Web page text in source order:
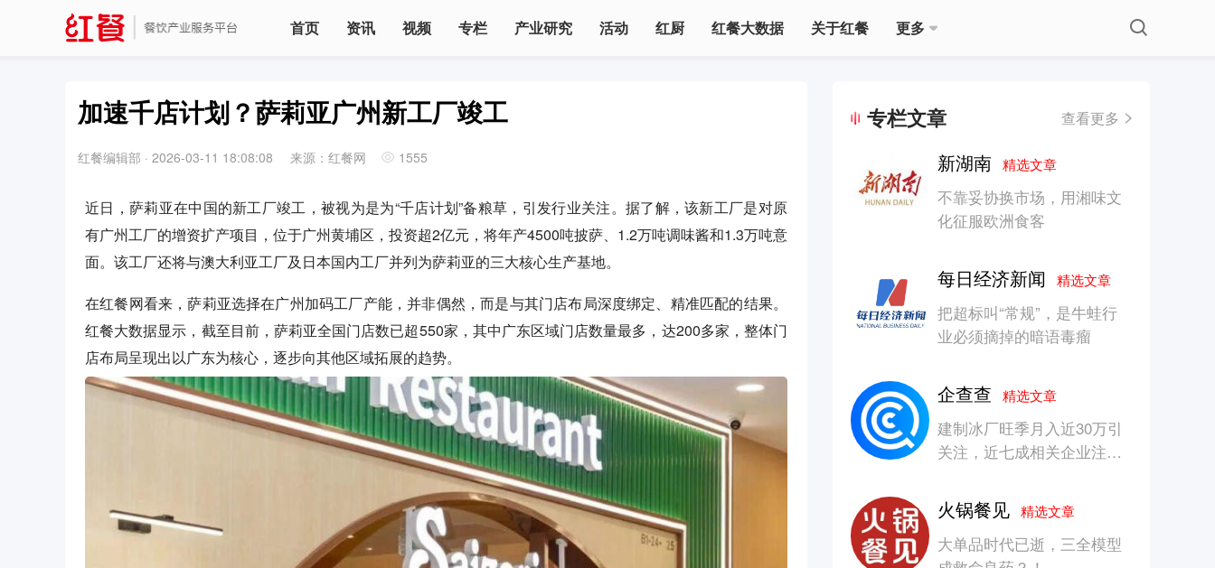
首页 资讯 视频 专栏 产业研究 活动 红厨 红餐大数据 关于红餐 更多
加速千店计划？萨莉亚广州新工厂竣工
红餐编辑部 · 2026-03-11 18:08:08 来源：红餐网 1555
近日，萨莉亚在中国的新工厂竣工，被视为是为“千店计划”备粮草，引发行业关注。据了解，该新工厂是对原
有广州工厂的增资扩产项目，位于广州黄埔区，投资超2亿元，将年产4500吨披萨、1.2万吨调味酱和1.3万吨意
面。该工厂还将与澳大利亚工厂及日本国内工厂并列为萨莉亚的三大核心生产基地。
在红餐网看来，萨莉亚选择在广州加码工厂产能，并非偶然，而是与其门店布局深度绑定、精准匹配的结果。
红餐大数据显示，截至目前，萨莉亚全国门店数已超550家，其中广东区域门店数量最多，达200多家，整体门
店布局呈现出以广东为核心，逐步向其他区域拓展的趋势。
专栏文章 查看更多
新湖南精选文章
不靠妥协换市场，用湘味文
化征服欧洲食客
每日经济新闻精选文章
把超标叫“常规”，是牛蛙行
业必须摘掉的暗语毒瘤
企查查精选文章
建制冰厂旺季月入近30万引
关注，近七成相关企业注册
火锅餐见精选文章
大单品时代已逝，三全模型